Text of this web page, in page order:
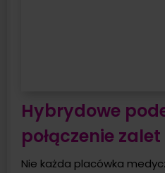
Hybrydowe
połączenie
Nie każda placówka